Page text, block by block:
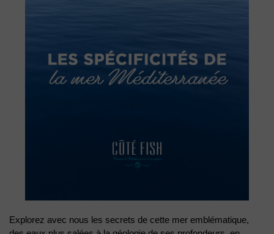
Explorez avec nous les secrets de cette mer emblématique,